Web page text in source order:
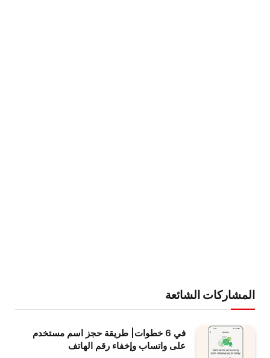
المشاركات الشائعة
في 6 خطوات| طريقة حجز اسم مستخدم
على واتساب وإخفاء رقم الهاتف